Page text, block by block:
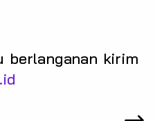
berlanganan kirim